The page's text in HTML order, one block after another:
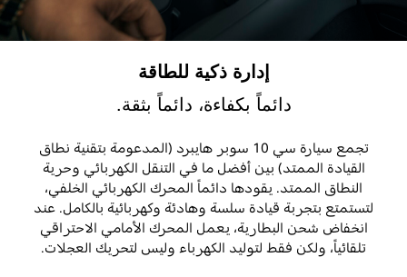
إدارة ذكية للطاقة
دائماً بكفاءة، دائماً بثقة.
تجمع سيارة سي 10 سوبر هايبرد (المدعومة بتقنية نطاق
القيادة الممتد) بين أفضل ما في التنقل الكهربائي وحرية
النطاق الممتد. يقودها دائماً المحرك الكهربائي الخلفي،
لتستمتع بتجربة قيادة سلسة وهادئة وكهربائية بالكامل. عند
انخفاض شحن البطارية، يعمل المحرك الأمامي الاحتراقي
تلقائياً، ولكن فقط لتوليد الكهرباء وليس لتحريك العجلات.